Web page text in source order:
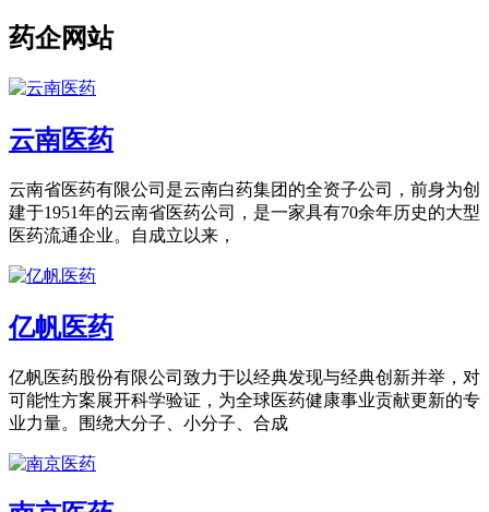
药企网站
云南医药
云南省医药有限公司是云南白药集团的全资子公司，前身为创
建于1951年的云南省医药公司，是一家具有70余年历史的大型
医药流通企业。自成立以来，
亿帆医药
亿帆医药股份有限公司致力于以经典发现与经典创新并举，对
可能性方案展开科学验证，为全球医药健康事业贡献更新的专
业力量。围绕大分子、小分子、合成